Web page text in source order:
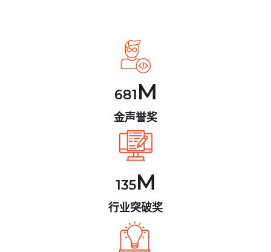
681M
金声誉奖
135M
行业突破奖